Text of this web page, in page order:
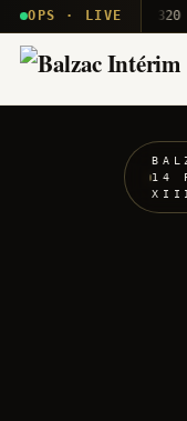
OPS · LIVE
T2E · B71 Push A320 —
14
XIII